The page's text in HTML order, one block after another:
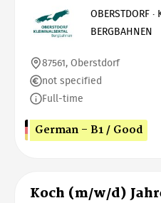
OBERSTDORF ·
BERGBAHNEN
87561, Oberstdorf
not specified
Full-time
German - B1 / Good
Koch (m/w/d)